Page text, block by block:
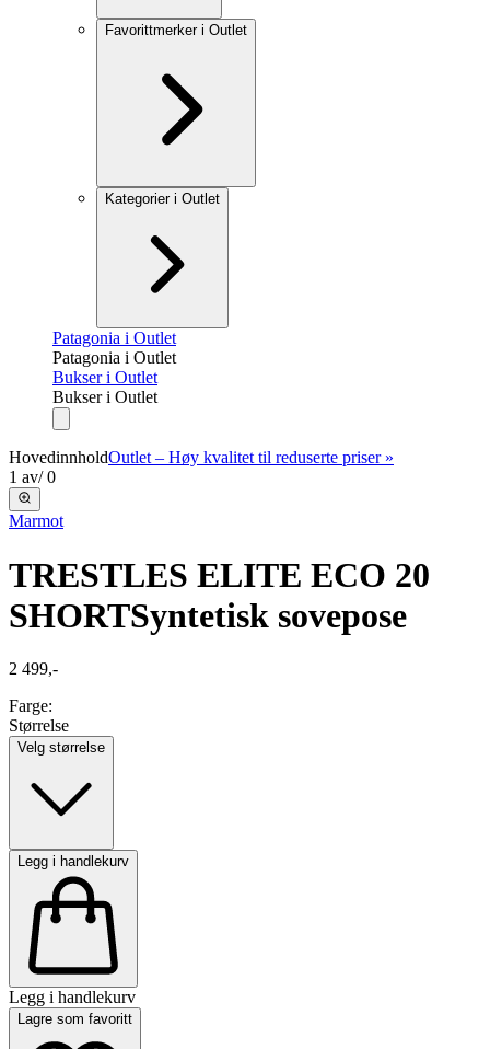
Favorittmerker i Outlet
Kategorier i Outlet
Patagonia i Outlet
Patagonia i Outlet
Bukser i Outlet
Bukser i Outlet
HovedinnholdOutlet – Høy kvalitet til reduserte priser »
1 av/ 0
Marmot
TRESTLES ELITE ECO 20
SHORTSyntetisk sovepose
2 499,-
Farge:
Størrelse
Velg størrelse
Legg i handlekurv
Legg i handlekurv
Lagre som favoritt